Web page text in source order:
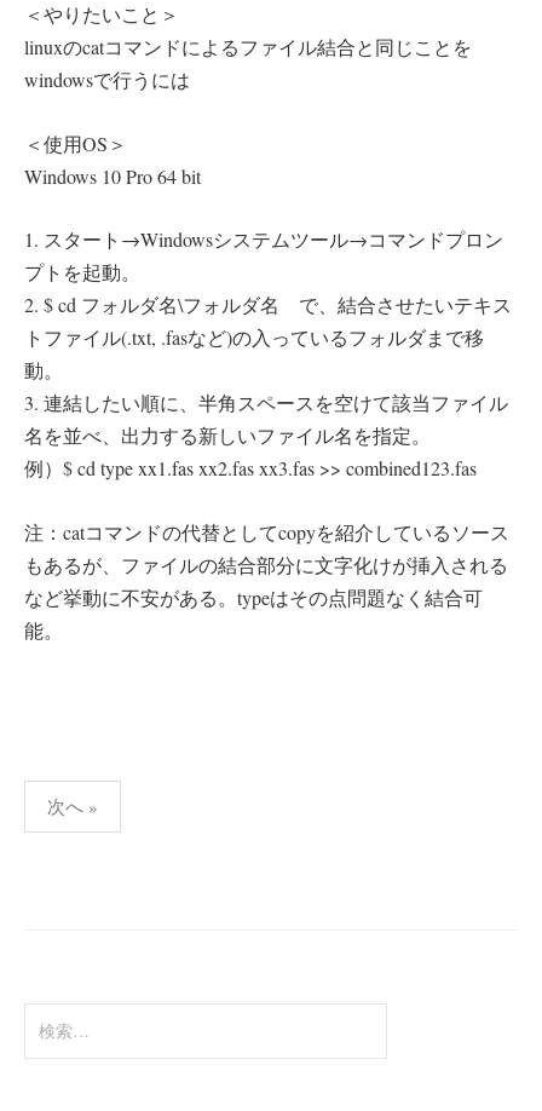
＜やりたいこと＞
linuxのcatコマンドによるファイル結合と同じことを
windowsで行うには
＜使用OS＞
Windows 10 Pro 64 bit
1. スタート→Windowsシステムツール→コマンドプロン
プトを起動。
2. $ cd フォルダ名\フォルダ名 で、結合させたいテキス
トファイル(.txt, .fasなど)の入っているフォルダまで移
動。
3. 連結したい順に、半角スペースを空けて該当ファイル
名を並べ、出力する新しいファイル名を指定。
例）$ cd type xx1.fas xx2.fas xx3.fas >> combined123.fas
注：catコマンドの代替としてcopyを紹介しているソース
もあるが、ファイルの結合部分に文字化けが挿入される
など挙動に不安がある。typeはその点問題なく結合可
能。
投
稿
送
り
次へ »
索: